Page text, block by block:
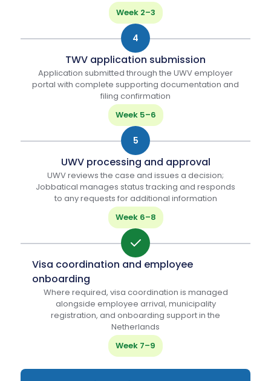
Week 2–3
4
TWV application submission
Application submitted through the UWV employer
portal with complete supporting documentation and
filing confirmation
Week 5–6
5
UWV processing and approval
UWV reviews the case and issues a decision;
Jobbatical manages status tracking and responds
to any requests for additional information
Week 6–8
Visa coordination and employee
onboarding
Where required, visa coordination is managed
alongside employee arrival, municipality
registration, and onboarding support in the
Netherlands
Week 7–9